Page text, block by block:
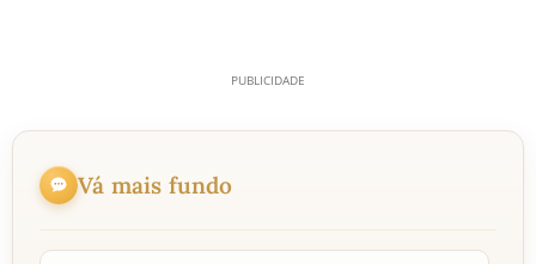
Vá mais fundo